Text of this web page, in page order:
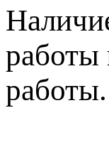
работы
работы.